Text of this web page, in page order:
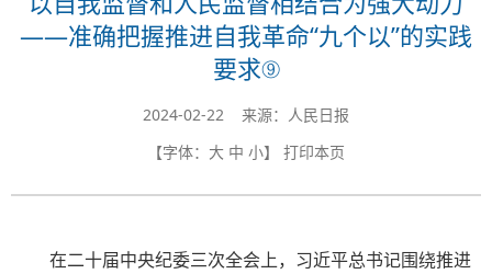
——准确把握推进自我革命“九个以”的实践
要求⑨
2024-02-22 来源：人民日报
【字体： 大 中 小】 打印本页
在二十届中央纪委三次全会上，习近平总书记围绕推进